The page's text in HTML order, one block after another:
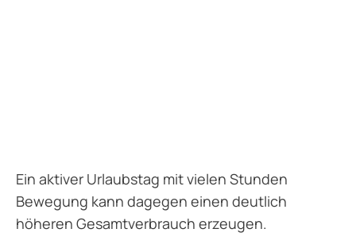
Ein aktiver Urlaubstag mit vielen Stunden
Bewegung kann dagegen einen deutlich
höheren Gesamtverbrauch erzeugen.